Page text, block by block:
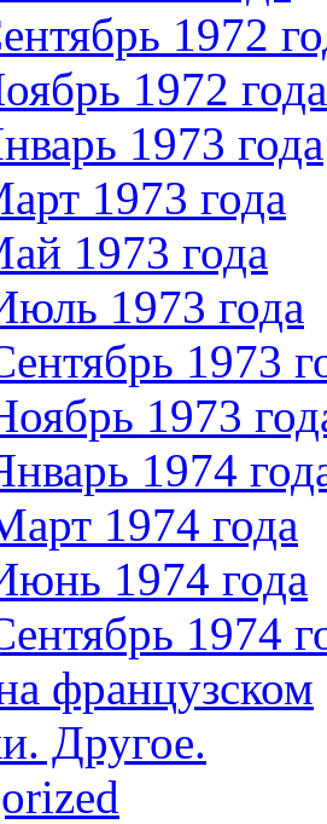
1972
1972 года
1973 года
1973 года
1973 года
1973 года
1973
1973
1974
1974 года
1974 года
1974
французском
Другое.